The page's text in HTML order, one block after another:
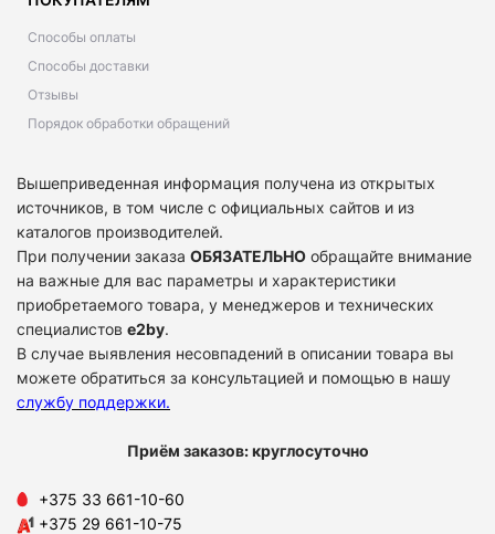
Способы оплаты
Способы доставки
Отзывы
Порядок обработки обращений
Вышеприведенная информация получена из открытых
источников, в том числе с официальных сайтов и из
каталогов производителей.
При получении заказа ОБЯЗАТЕЛЬНО обращайте внимание
на важные для вас параметры и характеристики
приобретаемого товара, у менеджеров и технических
специалистов e2by.
В случае выявления несовпадений в описании товара вы
можете обратиться за консультацией и помощью в нашу
службу поддержки.
Приём заказов: круглосуточно
+375 33 661-10-60
+375 29 661-10-75